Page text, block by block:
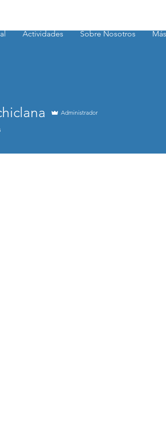
Actividades Sobre Nosotros Más
Administrador